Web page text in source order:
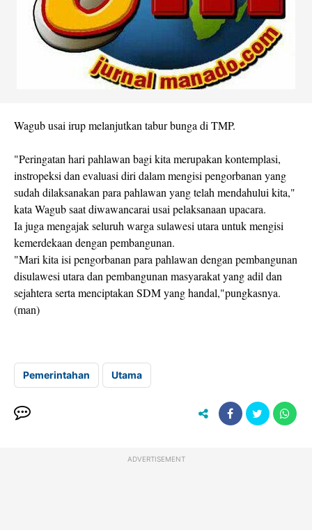
Wagub usai irup melanjutkan tabur bunga di TMP.
"Peringatan hari pahlawan bagi kita merupakan kontemplasi,
instropeksi dan evaluasi diri dalam mengisi pengorbanan yang
sudah dilaksanakan para pahlawan yang telah mendahului kita,"
kata Wagub saat diwawancarai usai pelaksanaan upacara.
Ia juga mengajak seluruh warga sulawesi utara untuk mengisi
kemerdekaan dengan pembangunan.
"Mari kita isi pengorbanan para pahlawan dengan pembangunan
disulawesi utara dan pembangunan masyarakat yang adil dan
sejahtera serta menciptakan SDM yang handal,"pungkasnya.
(man)
Pemerintahan Utama
ADVERTISEMENT